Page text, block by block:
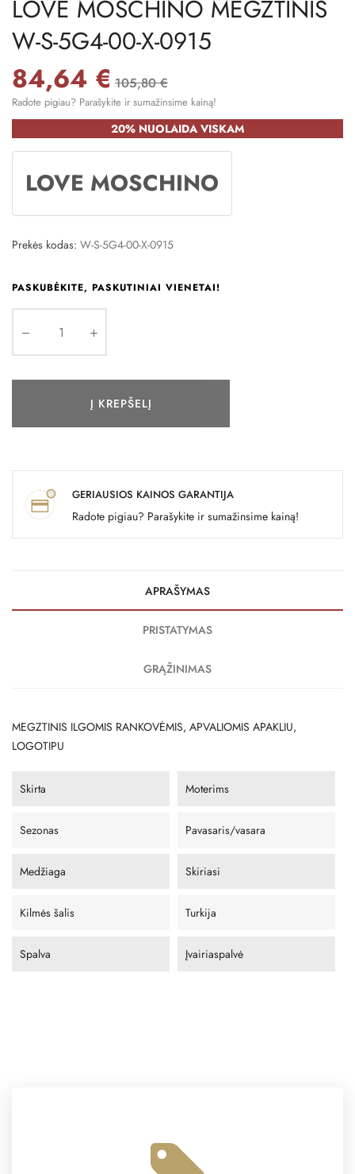
LOVE MOSCHINO MEGZTINIS
W-S-5G4-00-X-0915
84,64 € 105,80 €
Radote pigiau? Parašykite ir sumažinsime kainą!
20% NUOLAIDA VISKAM
LOVE MOSCHINO
Prekės kodas: W-S-5G4-00-X-0915
PASKUBĖKITE, PASKUTINIAI VIENETAI!
Į KREPŠELĮ
GERIAUSIOS KAINOS GARANTIJA
Radote pigiau? Parašykite ir sumažinsime kainą!
APRAŠYMAS
PRISTATYMAS
GRĄŽINIMAS
MEGZTINIS ILGOMIS RANKOVĖMIS, APVALIOMIS APAKLIU,
LOGOTIPU
Skirta Moterims
Sezonas Pavasaris/vasara
Medžiaga Skiriasi
Kilmės šalis Turkija
Spalva Įvairiaspalvė